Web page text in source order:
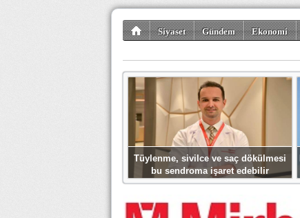
Siyaset Gündem Ekonomi
Tüylenme, sivilce ve saç dökülmesi
bu sendroma işaret edebilir